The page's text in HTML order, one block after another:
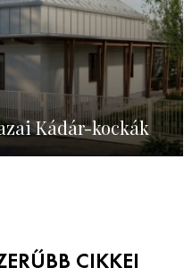
Kádár-kockák
CIKKEI